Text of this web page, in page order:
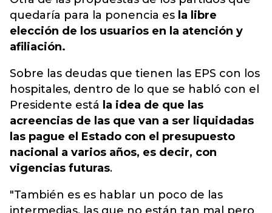
quedaría para la ponencia es la libre
elección de los usuarios en la atención y
afiliación.
Sobre las deudas que tienen las EPS con los
hospitales, dentro de lo que se habló con el
Presidente está la idea de que las
acreencias de las que van a ser liquidadas
las pague el Estado con el presupuesto
nacional a varios años, es decir, con
vigencias futuras.
"También es es hablar un poco de las